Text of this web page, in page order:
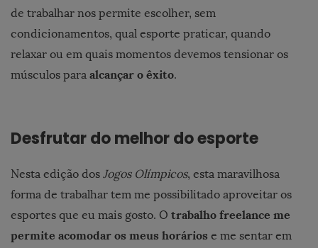
de trabalhar nos permite escolher, sem
condicionamentos, qual esporte praticar, quando
relaxar ou em quais momentos devemos tensionar os
músculos para alcançar o êxito.
Desfrutar do melhor do esporte
Nesta edição dos Jogos Olímpicos, esta maravilhosa
forma de trabalhar tem me possibilitado aproveitar os
esportes que eu mais gosto. O trabalho freelance me
permite acomodar os meus horários e me sentar em